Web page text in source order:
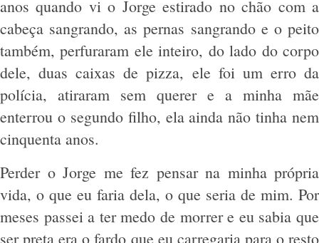
anos quando vi o Jorge estirado no chão com a
cabeça sangrando, as pernas sangrando e o peito
também, perfuraram ele inteiro, do lado do corpo
dele, duas caixas de pizza, ele foi um erro da
polícia, atiraram sem querer e a minha mãe
enterrou o segundo filho, ela ainda não tinha nem
cinquenta anos.
Perder o Jorge me fez pensar na minha própria
vida, o que eu faria dela, o que seria de mim. Por
meses passei a ter medo de morrer e eu sabia que
ser preta era o fardo que eu carregaria para o resto